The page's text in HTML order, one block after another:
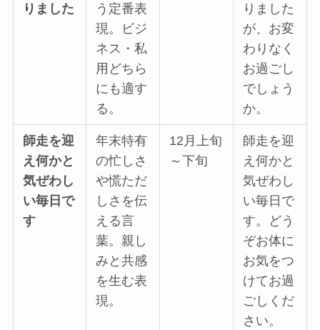
りました
う定番表
現。ビジ
ネス・私
用どちら
にも適す
る。
りました
が、お変
わりなく
お過ごし
でしょう
か。
師走を迎
え何かと
気ぜわし
い毎日で
す
年末特有
の忙しさ
や慌ただ
しさを伝
える言
葉。親し
みと共感
を生む表
現。
12月上旬
～下旬
師走を迎
え何かと
気ぜわし
い毎日で
す。どう
ぞお体に
お気をつ
けてお過
ごしくだ
さい。